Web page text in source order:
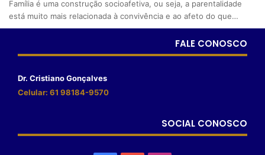
Família é uma construção socioafetiva, ou seja, a parentalidade
está muito mais relacionada à convivência e ao afeto do que…
FALE CONOSCO
Dr. Cristiano Gonçalves
Celular: 61 98184-9570
SOCIAL CONOSCO